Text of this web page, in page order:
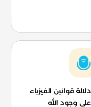
دلالة قوانين الفيزياء
على وجود الله